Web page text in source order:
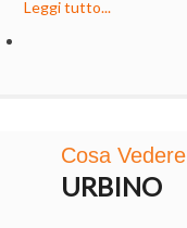
Leggi tutto...
Cosa Vedere
URBINO